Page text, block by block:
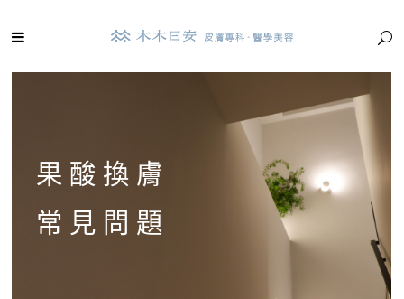
果酸換膚
常見問題